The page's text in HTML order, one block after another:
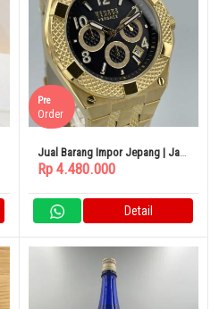
Jual Barang Impor Jepang | Jam
Tangan VERSUS VERSACE
Pre
Order
Rp 4.480.000
Detail